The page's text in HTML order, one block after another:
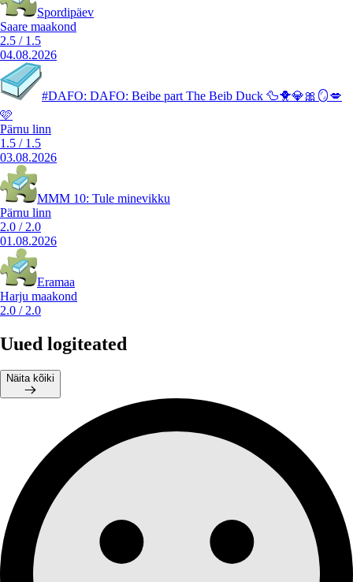
Spordipäev
Saare maakond
2.5 / 1.5
04.08.2026
#DAFO: DAFO: Beibe part The Beib Duck 🦆🐥💎🎀🪞💋
🩷
Pärnu linn
1.5 / 1.5
03.08.2026
MMM 10: Tule minevikku
Pärnu linn
2.0 / 2.0
01.08.2026
Eramaa
Harju maakond
2.0 / 2.0
Uued logiteated
Näita kõiki